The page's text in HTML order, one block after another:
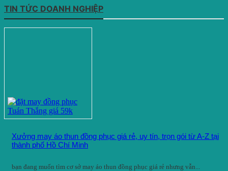
TIN TỨC DOANH NGHIỆP
Xưởng may áo thun đồng phục giá rẻ, uy tín, trọn gói từ A-Z tại
thành phố Hồ Chí Minh
bạn đang muốn tìm cơ sở may áo thun đồng phục giá rẻ nhưng vẫn...